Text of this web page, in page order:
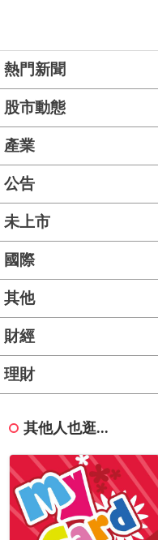
熱門新聞
股市動態
產業
公告
未上市
國際
其他
財經
理財
其他人也逛...